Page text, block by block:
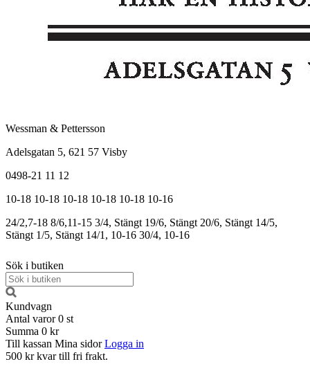
Wessman & Pettersson
Adelsgatan 5, 621 57 Visby
0498-21 11 12
10-18 10-18 10-18 10-18 10-18 10-16
24/2,7-18 8/6,11-15 3/4, Stängt 19/6, Stängt 20/6, Stängt 14/5,
Stängt 1/5, Stängt 14/1, 10-16 30/4, 10-16
Sök i butiken
Kundvagn
Antal varor 0 st
Summa 0 kr
Till kassan Mina sidor Logga in
500 kr kvar till fri frakt.